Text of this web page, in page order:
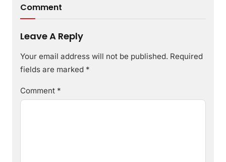
Comment
Leave A Reply
Your email address will not be published. Required
fields are marked *
Comment *